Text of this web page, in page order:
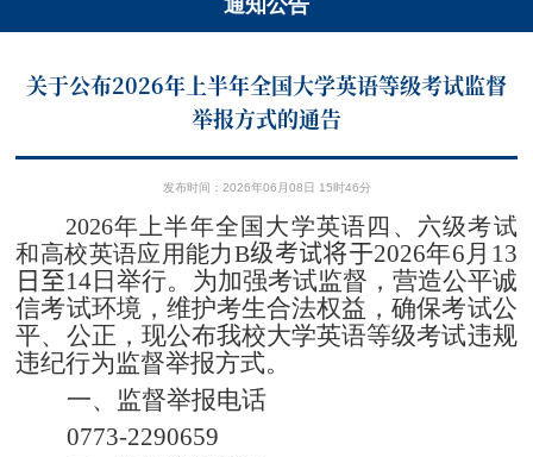
通知公告
关于公布2026年上半年全国大学英语等级考试监督
举报方式的通告
发布时间：2026年06月08日 15时46分
2026年上半年全国大学英语四、六级考试
和高校英语应用能力B级考试将于2026年6月 13
日 至14日举行。为加强考试监督，营造公平诚
信考试环境，维护考生合法权益，确保考试公
平、公正，现公布我校大学英语等级考试违规
违纪行为监督举报方式。
一、监督举报电话
0773-2290659